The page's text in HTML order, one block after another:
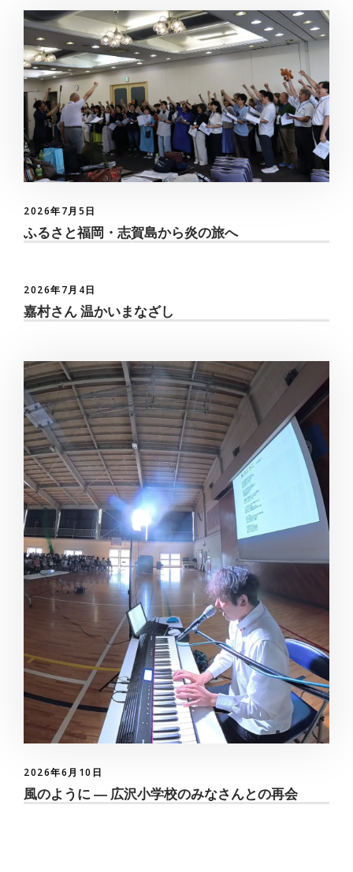
2026年7月5日
ふるさと福岡・志賀島から炎の旅へ
2026年7月4日
嘉村さん 温かいまなざし
2026年6月10日
風のように ― 広沢小学校のみなさんとの再会